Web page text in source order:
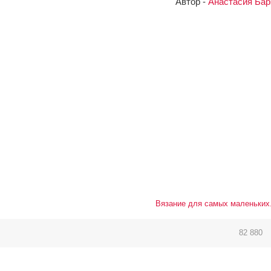
Вязание для самых
82 880